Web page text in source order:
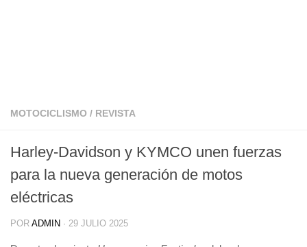
MOTOCICLISMO / REVISTA
Harley-Davidson y KYMCO unen fuerzas
para la nueva generación de motos
eléctricas
POR ADMIN · 29 JULIO 2025